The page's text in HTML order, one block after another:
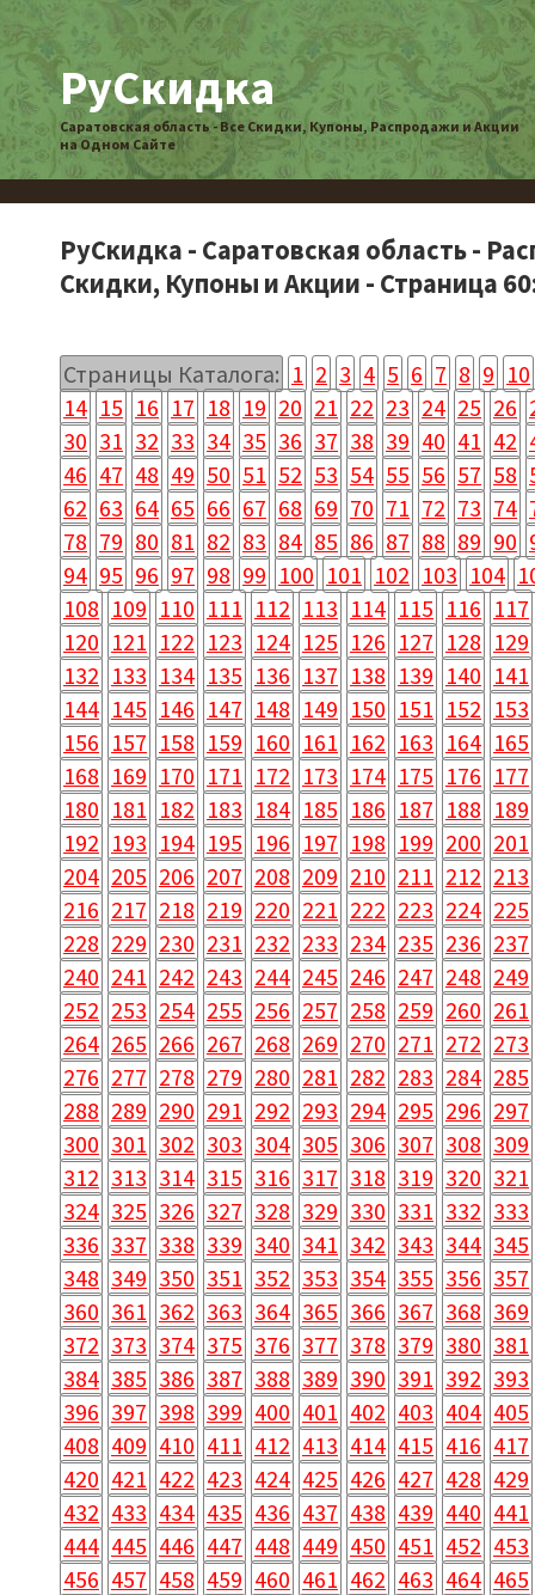
РуСкидка
Саратовская область - Все Скидки, Купоны, Распродажи и Акции
на Одном Сайте
РуСкидка - Саратовская область -
Скидки, Купоны и Акции - Страница
Страницы Каталога: 1 2 3 4 5 6 7 8 9 10
14 15 16 17 18 19 20 21 22 23 24 25 26
30 31 32 33 34 35 36 37 38 39 40 41 42
46 47 48 49 50 51 52 53 54 55 56 57 58
62 63 64 65 66 67 68 69 70 71 72 73 74
78 79 80 81 82 83 84 85 86 87 88 89 90
94 95 96 97 98 99 100 101 102 103 104
108 109 110 111 112 113 114 115 116 117
120 121 122 123 124 125 126 127 128 129
132 133 134 135 136 137 138 139 140 141
144 145 146 147 148 149 150 151 152 153
156 157 158 159 160 161 162 163 164 165
168 169 170 171 172 173 174 175 176 177
180 181 182 183 184 185 186 187 188 189
192 193 194 195 196 197 198 199 200 201
204 205 206 207 208 209 210 211 212 213
216 217 218 219 220 221 222 223 224 225
228 229 230 231 232 233 234 235 236 237
240 241 242 243 244 245 246 247 248 249
252 253 254 255 256 257 258 259 260 261
264 265 266 267 268 269 270 271 272 273
276 277 278 279 280 281 282 283 284 285
288 289 290 291 292 293 294 295 296 297
300 301 302 303 304 305 306 307 308 309
312 313 314 315 316 317 318 319 320 321
324 325 326 327 328 329 330 331 332 333
336 337 338 339 340 341 342 343 344 345
348 349 350 351 352 353 354 355 356 357
360 361 362 363 364 365 366 367 368 369
372 373 374 375 376 377 378 379 380 381
384 385 386 387 388 389 390 391 392 393
396 397 398 399 400 401 402 403 404 405
408 409 410 411 412 413 414 415 416 417
420 421 422 423 424 425 426 427 428 429
432 433 434 435 436 437 438 439 440 441
444 445 446 447 448 449 450 451 452 453
456 457 458 459 460 461 462 463 464 465